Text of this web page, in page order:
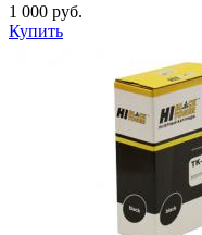
1 000 руб.
Купить